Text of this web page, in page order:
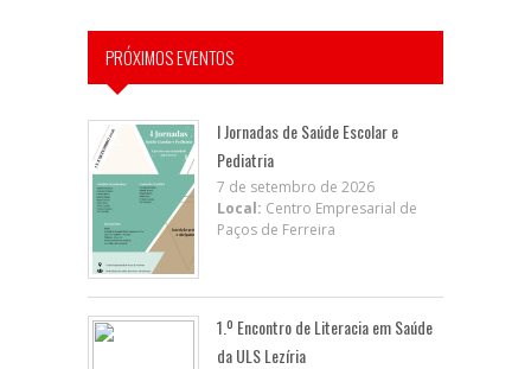
PRÓXIMOS EVENTOS
I Jornadas de Saúde Escolar e
Pediatria
7 de setembro de 2026
Local: Centro Empresarial de
Paços de Ferreira
1.º Encontro de Literacia em Saúde
da ULS Lezíria